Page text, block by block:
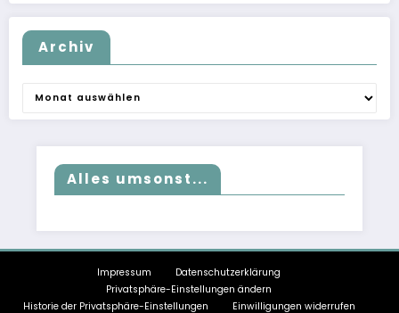
Archiv
Alles umsonst...
Impressum
Datenschutzerklärung
Privatsphäre-Einstellungen ändern
Historie der Privatsphäre-Einstellungen
Einwilligungen widerrufen